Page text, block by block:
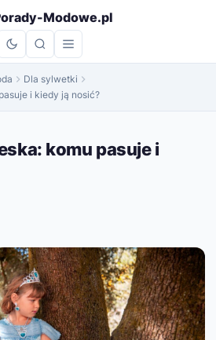
Modowe.pl
Dla sylwetki
i kiedy ją nosić?
komu pasuje i